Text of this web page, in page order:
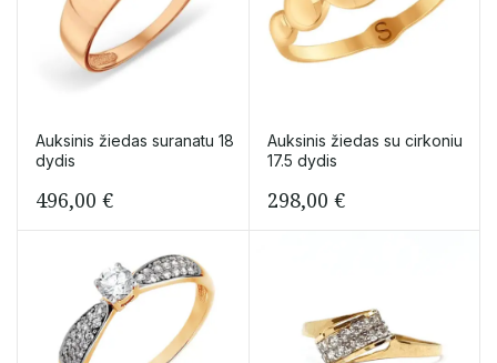
Auksinis žiedas suranatu 18
dydis
496,00 €
Auksinis žiedas su cirkoniu
17.5 dydis
298,00 €